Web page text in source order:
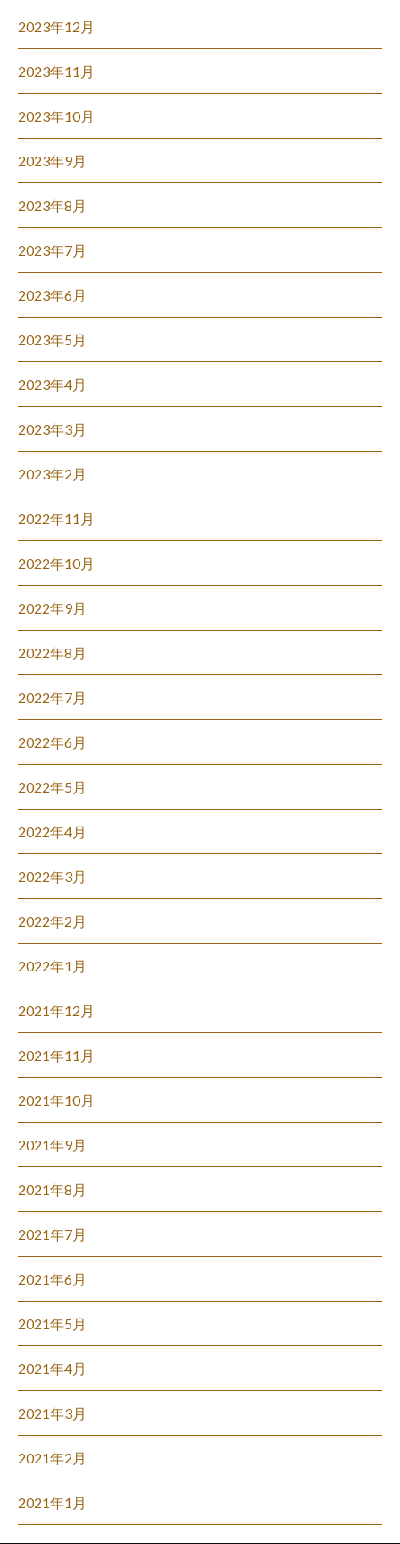
2023年12月
2023年11月
2023年10月
2023年9月
2023年8月
2023年7月
2023年6月
2023年5月
2023年4月
2023年3月
2023年2月
2022年11月
2022年10月
2022年9月
2022年8月
2022年7月
2022年6月
2022年5月
2022年4月
2022年3月
2022年2月
2022年1月
2021年12月
2021年11月
2021年10月
2021年9月
2021年8月
2021年7月
2021年6月
2021年5月
2021年4月
2021年3月
2021年2月
2021年1月